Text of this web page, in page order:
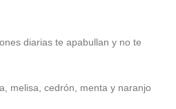
diarias te apabullan y no te
melisa, cedrón, menta y naranjo